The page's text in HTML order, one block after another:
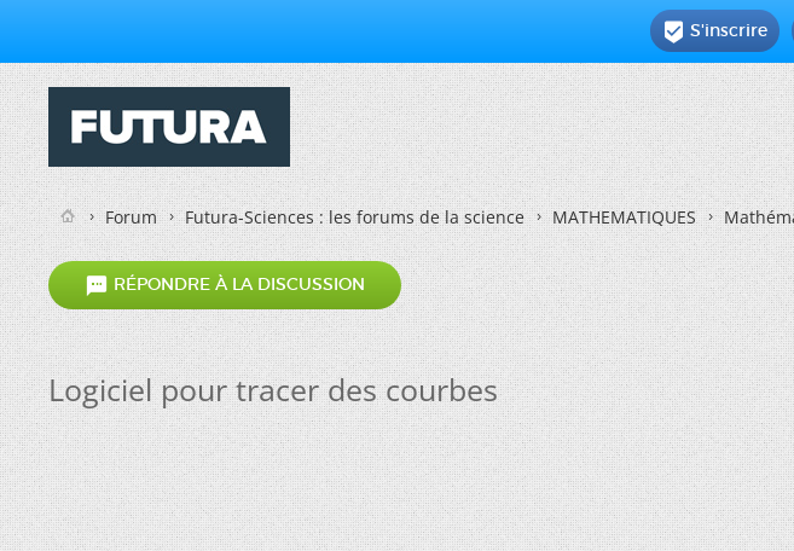
 S'inscrire
Forum Futura-Sciences : les forums de la science MATHEMATIQUES
 RÉPONDRE À LA DISCUSSION
Logiciel pour tracer des courbes